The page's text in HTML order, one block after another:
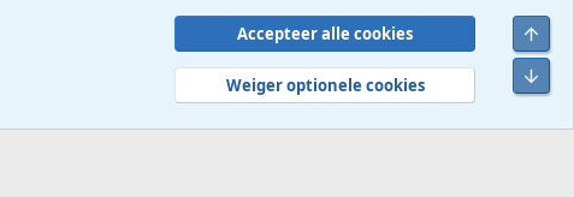
Voorwaarden en regels Privacybeleid Help
R
S
Accepteer alle cookies
Weiger optionele cookies